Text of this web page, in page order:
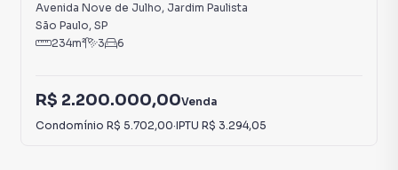
Avenida Nove de Julho, Jardim Paulista
São Paulo, SP
234m² 3 6
R$ 2.200.000,00Venda
Condomínio R$ 5.702,00·IPTU R$ 3.294,05